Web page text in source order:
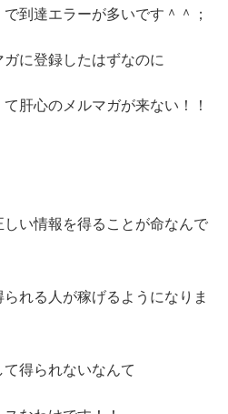
到達エラーが多いです＾＾；
に登録したはずなのに
肝心のメルマガが来ない！！
い情報を得ることが命なんで
れる人が稼げるようになりま
得られないなんて